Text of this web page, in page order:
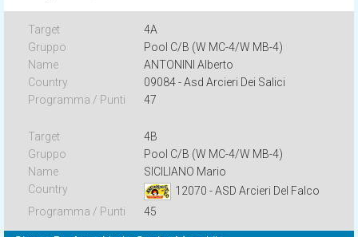
4A
Pool C/B (W MC-4/W MB-4)
ANTONINI Alberto
09084 - Asd Arcieri Dei Salici
47
4B
Pool C/B (W MC-4/W MB-4)
SICILIANO Mario
12070 - ASD Arcieri Del Falco
45